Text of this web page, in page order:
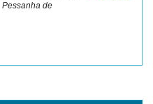
Pessanha de